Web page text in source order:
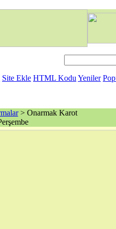
Site Ekle HTML Kodu Yeniler
> Onarmak Karot